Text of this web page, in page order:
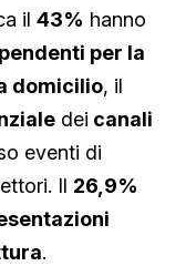
il 43% hanno
per la
domicilio, il
dei canali
eventi di
Il 26,9%
.